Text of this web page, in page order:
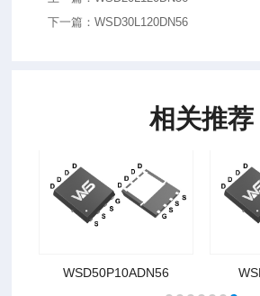
下一篇：WSD30L120DN56
相关推荐
WSD3023DN56